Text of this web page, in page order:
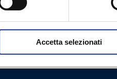
Accetta selezionati
Besoin d’aide ?